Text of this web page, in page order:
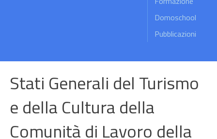
Domoschool
Pubblicazioni
Stati Generali del Turismo
e della Cultura della
Comunità di Lavoro della